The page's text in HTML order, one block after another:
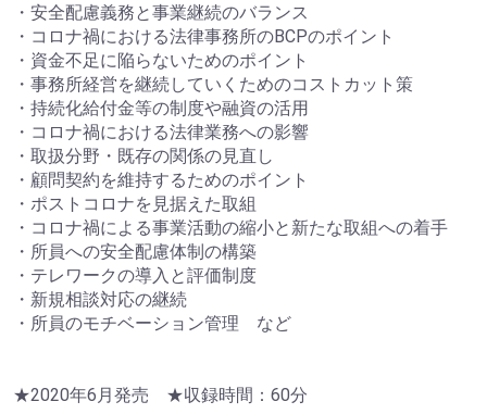
・安全配慮義務と事業継続のバランス
・コロナ禍における法律事務所のBCPのポイント
・資金不足に陥らないためのポイント
・事務所経営を継続していくためのコストカット策
・持続化給付金等の制度や融資の活用
・コロナ禍における法律業務への影響
・取扱分野・既存の関係の見直し
・顧問契約を維持するためのポイント
・ポストコロナを見据えた取組
・コロナ禍による事業活動の縮小と新たな取組への着手
・所員への安全配慮体制の構築
・テレワークの導入と評価制度
・新規相談対応の継続
・所員のモチベーション管理 など
★2020年6月発売 ★収録時間：60分